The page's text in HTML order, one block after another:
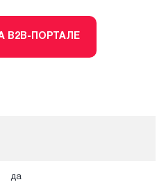
B2B-ПОРТАЛЕ
да